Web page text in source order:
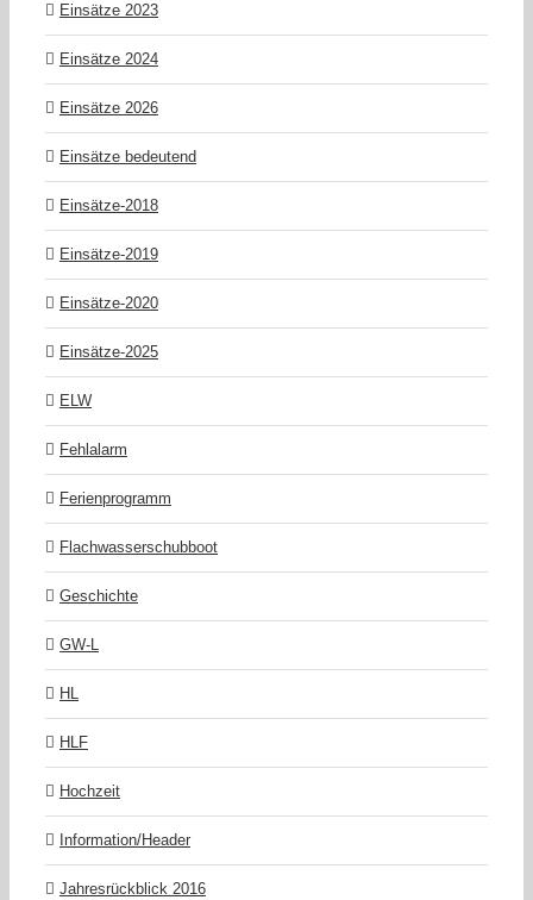
Einsätze 2023
Einsätze 2024
Einsätze 2026
Einsätze bedeutend
Einsätze-2018
Einsätze-2019
Einsätze-2020
Einsätze-2025
ELW
Fehlalarm
Ferienprogramm
Flachwasserschubboot
Geschichte
GW-L
HL
HLF
Hochzeit
Information/Header
Jahresrückblick 2016